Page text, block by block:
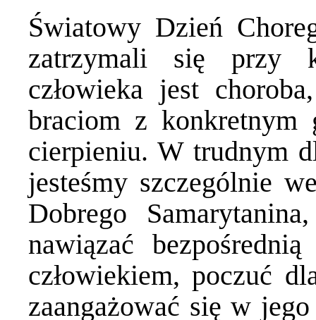
Światowy Dzień
zatrzymali się przy
człowieka jest
braciom z konkretnym
cierpieniu. W trudnym
jesteśmy szczególnie
Dobrego
nawiązać
człowiekiem, poczuć
zaangażować się w